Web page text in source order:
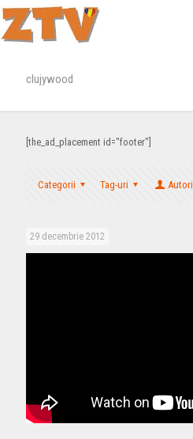
clujywood
[the_ad_placement id="footer"]
Categorii Tag-uri Autori
29 decembrie 2012